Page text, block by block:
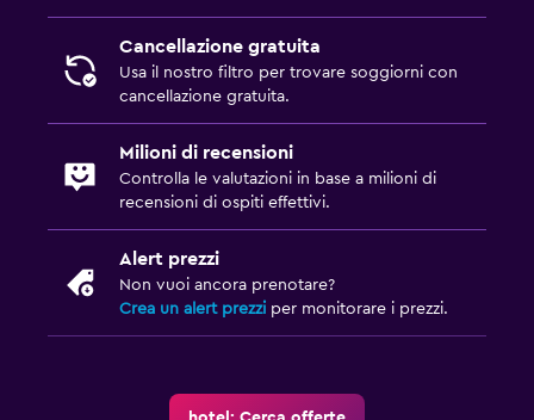
Cancellazione gratuita
Usa il nostro filtro per trovare soggiorni con
cancellazione gratuita.
Milioni di recensioni
Controlla le valutazioni in base a milioni di
recensioni di ospiti effettivi.
Alert prezzi
Non vuoi ancora prenotare?
Crea un alert prezzi per monitorare i prezzi.